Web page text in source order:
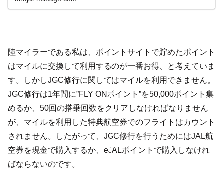
陸マイラーである私は、ポイントサイトで貯めたポイント
はマイルに交換して利用するのが一番お得、と考えていま
す。しかしJGC修行に関してはマイルを利用できません。
JGC修行は1年間に”FLY ONポイント”を50,000ポイント集
めるか、50回の搭乗回数をクリアしなければなりません
が、マイルを利用した特典航空券でのフライトはカウント
されません。したがって、JGC修行を行うためにはJAL航
空券を現金で購入するか、eJALポイントで購入しなけれ
ばならないのです。